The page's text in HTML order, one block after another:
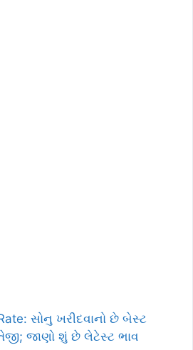
સોનુ ખરીદવાનો છે બેસ્ટ
જાણો શું છે લેટેસ્ટ ભાવ